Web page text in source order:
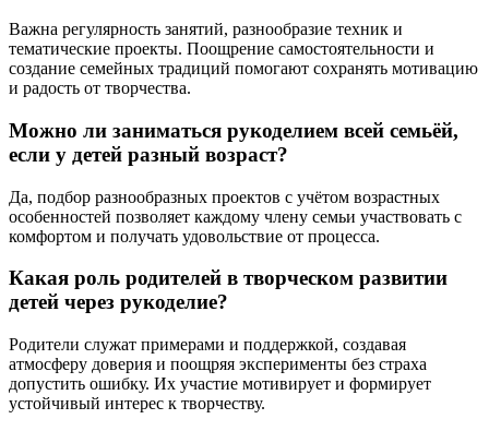
Важна регулярность занятий, разнообразие техник и
тематические проекты. Поощрение самостоятельности и
создание семейных традиций помогают сохранять мотивацию
и радость от творчества.
Можно ли заниматься рукоделием всей семьёй,
если у детей разный возраст?
Да, подбор разнообразных проектов с учётом возрастных
особенностей позволяет каждому члену семьи участвовать с
комфортом и получать удовольствие от процесса.
Какая роль родителей в творческом развитии
детей через рукоделие?
Родители служат примерами и поддержкой, создавая
атмосферу доверия и поощряя эксперименты без страха
допустить ошибку. Их участие мотивирует и формирует
устойчивый интерес к творчеству.